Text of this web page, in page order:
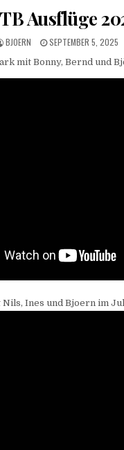
Ausflüge
AUTHOR:
BJOERN PUBLISHED DATE:
SEPTEMBER 5, 2025
mit Bonny, Bernd und
Ines und Bjoern im